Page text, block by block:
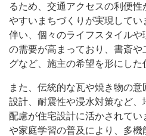
るため、交通アクセスの利便
やすいまちづくりが実現して
伴い、個々のライフスタイル
の需要が高まっており、書斎
グなど、施主の希望を形にした
また、伝統的な瓦や焼き物の
設計、耐震性や浸水対策など
配慮が住宅設計に活かされてい
や家庭学習の普及により、多